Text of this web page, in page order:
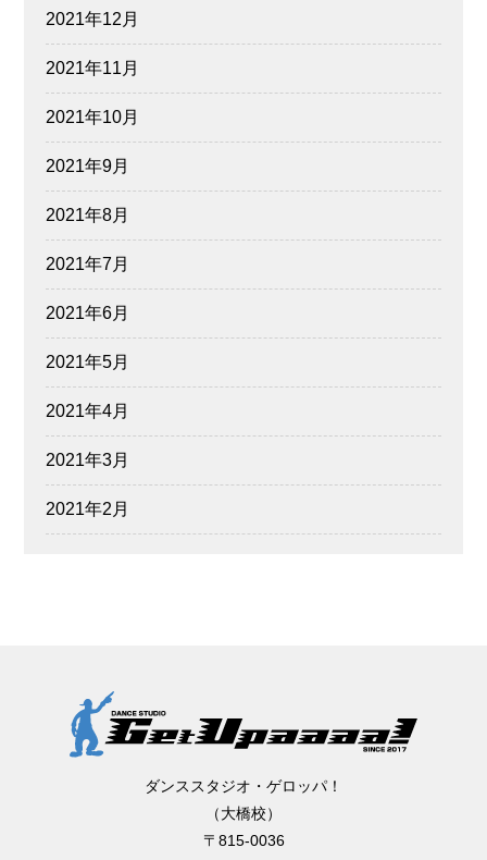
2021年12月
2021年11月
2021年10月
2021年9月
2021年8月
2021年7月
2021年6月
2021年5月
2021年4月
2021年3月
2021年2月
ダンススタジオ・ゲロッパ！
（大橋校）
〒815-0036